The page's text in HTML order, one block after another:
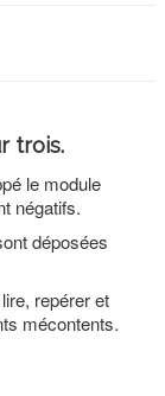
trois.
le module
négatifs.
déposées
repérer et
mécontents.